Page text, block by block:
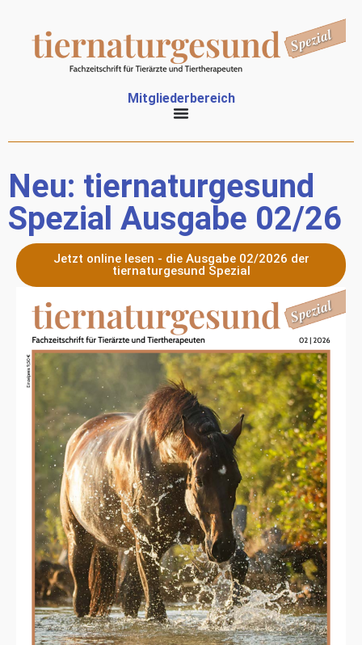
Mitgliederbereich
Neu: tiernaturgesund
Spezial Ausgabe 02/26
Jetzt online lesen - die Ausgabe 02/2026 der
tiernaturgesund Spezial